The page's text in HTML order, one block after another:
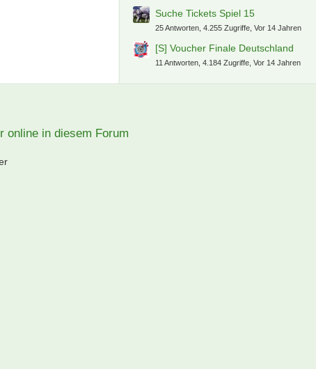
[S] 2 Tickets EM Finale
66 Antworten, 9.954 Zugriffe, Vor 14 Jahren
Suche 2-3 tickets für das deutsche
halbfinale in warschau